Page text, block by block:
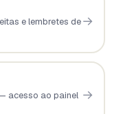
e lembretes de →
acesso ao painel →